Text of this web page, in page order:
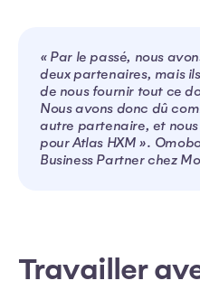
« Par le passé, nous
deux partenaires, mais
de nous fournir tout ce
Nous avons donc dû
autre partenaire, et
pour Atlas HXM ».
Business Partner chez
Travailler